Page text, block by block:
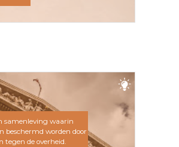
samenleving waarin
beschermd worden door
tegen de overheid.